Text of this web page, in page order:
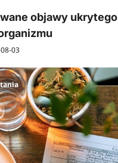
objawy ukrytego
03